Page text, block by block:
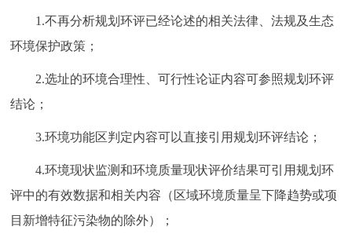
1.不再分析规划环评已经论述的相关法律、法规及生态
环境保护政策；
2.选址的环境合理性、可行性论证内容可参照规划环评
结论；
3.环境功能区判定内容可以直接引用规划环评结论；
4.环境现状监测和环境质量现状评价结果可引用规划环
评中的有效数据和相关内容（区域环境质量呈下降趋势或项
目新增特征污染物的除外）；